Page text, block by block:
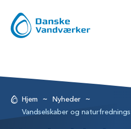
Hjem ~ Nyheder ~
Vandselskaber og